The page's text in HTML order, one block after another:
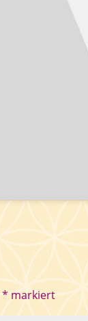
* markiert